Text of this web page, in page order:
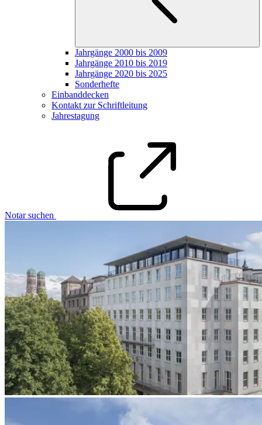
Jahrgänge 2000 bis 2009
Jahrgänge 2010 bis 2019
Jahrgänge 2020 bis 2025
Sonderhefte
Einbanddecken
Kontakt zur Schriftleitung
Jahrestagung
Notar suchen